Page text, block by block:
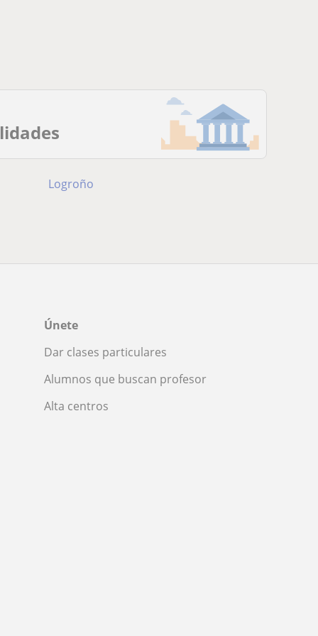
Logroño
Únete
Dar clases particulares
Alumnos que buscan profesor
Alta centros